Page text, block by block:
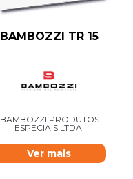
BAMBOZZI TR 15
BAMBOZZI PRODUTOS
ESPECIAIS LTDA
Ver mais